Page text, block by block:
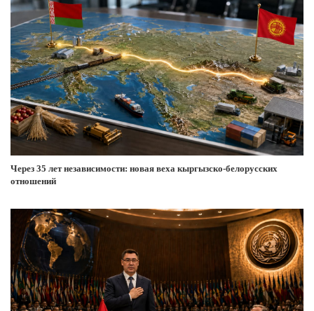
Через 35 лет независимости: новая веха кыргызско-белорусских
отношений